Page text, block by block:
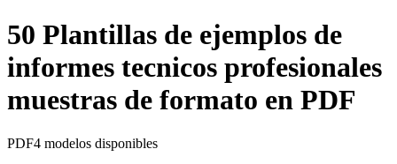
50 Plantillas de ejemplos de
informes tecnicos profesionales
muestras de formato en PDF
PDF4 modelos disponibles